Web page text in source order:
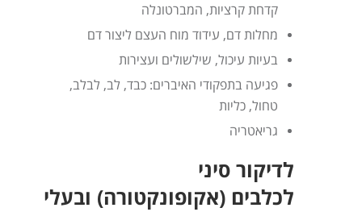
קדחת קרציות, המברטונלה
מחלות דם, עידוד מוח העצם ליצור דם
בעיות עיכול, שילשולים ועצירות
פגיעה בתפקודי האיברים: כבד, לב, לבלב,
טחול, כליות
גריאטריה
לדיקור סיני
לכלבים (אקופונקטורה) ובעלי